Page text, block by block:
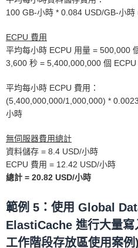
100 GB-小時 * 0.084 USD/GB-小時
ECPU 費用
平均每小時 ECPU 用量 = 500,000
3,600 秒 = 5,400,000,000 個 ECPU
平均每小時 ECPU 費用：
(5,400,000,000/1,000,000) *
小時
無伺服器費用總計
資料儲存 = 8.4 USD/小時
ECPU 費用 = 12.42 USD/小時
總計 = 20.82 USD/小時
範例 5：使用 Global
ElastiCache 進行大量寫
工作階段存放區使用案例)